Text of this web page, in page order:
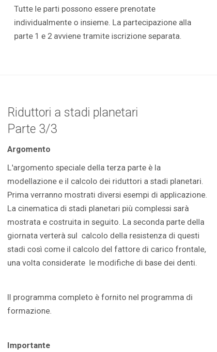
Tutte le parti possono essere prenotate
individualmente o insieme. La partecipazione alla
parte 1 e 2 avviene tramite iscrizione separata.
Riduttori a stadi planetari
Parte 3/3
Argomento
L'argomento speciale della terza parte è la
modellazione e il calcolo dei riduttori a stadi planetari.
Prima verranno mostrati diversi esempi di applicazione.
La cinematica di stadi planetari più complessi sarà
mostrata e costruita in seguito. La seconda parte della
giornata verterà sul calcolo della resistenza di questi
stadi così come il calcolo del fattore di carico frontale,
una volta considerate le modifiche di base dei denti.
Il programma completo è fornito nel programma di
formazione.
Importante